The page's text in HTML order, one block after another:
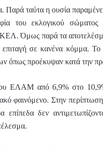
ταύτα η ουσία παραμένει
του εκλογικού σώματος
Όμως παρά τα
σε κανένα κόμμα.
όπως προέκυψαν κατά την
ΕΛΑΜ από 6,9% στο
φαινόμενο. Στην
επίπεδα δεν